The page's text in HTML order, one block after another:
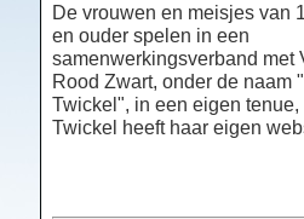
De vrouwen en meisjes van
en ouder spelen in een
samenwerkingsverband met
Rood Zwart, onder de naam
Twickel", in een eigen
Twickel heeft haar eigen